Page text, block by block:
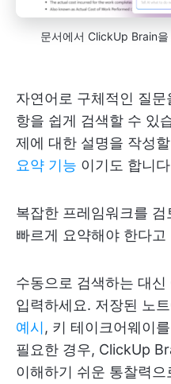
문서에서 ClickUp Brain
자연어로 구체적인 질
항을 쉽게 검색할 수 있
제에 대한 설명을 작성
요약 기능 이기도 합니
복잡한 프레임워크를
빠르게 요약해야 한다
수동으로 검색하는 대
입력하세요. 저장된 노
예시 , 키 테이크어웨이
필요한 경우, ClickUp
이해하기 쉬운 통찰력